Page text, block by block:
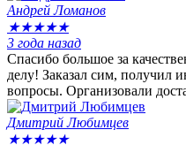
Андрей Ломанов
★★★★★
3 года назад
Спасибо большое за
делу! Заказал сим, получил
вопросы. Организовали
Дмитрий Любимцев
★★★★★